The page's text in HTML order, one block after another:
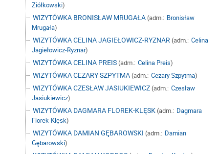
Ziółkowski)
WIZYTÓWKA BRONISŁAW MRUGAŁA(adm.: Bronisław
Mrugała)
WIZYTÓWKA CELINA JAGIEŁOWICZ-RYZNAR(adm.: Celina
Jagiełowicz-Ryznar)
WIZYTÓWKA CELINA PREIS(adm.: Celina Preis)
WIZYTÓWKA CEZARY SZPYTMA(adm.: Cezary Szpytma)
WIZYTÓWKA CZESŁAW JASIUKIEWICZ(adm.: Czesław
Jasiukiewicz)
WIZYTÓWKA DAGMARA FLOREK-KLĘSK(adm.: Dagmara
Florek-Klęsk)
WIZYTÓWKA DAMIAN GĘBAROWSKI (adm.: Damian
Gębarowski)